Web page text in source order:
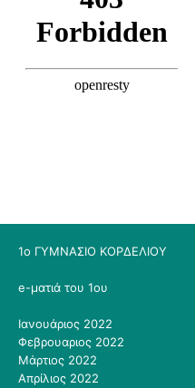
1ο ΓΥΜΝΑΣΙΟ ΚΟΡΔΕΛΙΟΥ
e-ματιά του 1ου
Ιανουάριος 2022
Φεβρουαριος 2022
Μάρτιος 2022
Απρίλιος 2022